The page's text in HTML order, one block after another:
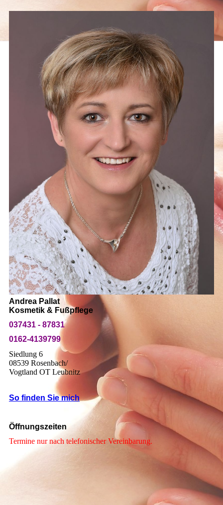
Andrea Pallat
Kosmetik & Fußpflege
037431 - 87831
0162-4139799
Siedlung 6
08539 Rosenbach/
Vogtland OT Leubnitz
So finden Sie mich
Öffnungszeiten
Termine nur nach telefonischer Vereinbarung.